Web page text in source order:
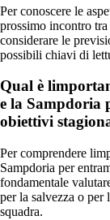
Per conoscere le
prossimo incontro
considerare le
possibili chiavi di
Qual è
e la Sampdoria
obiettivi
Per comprendere
Sampdoria per
fondamentale
per la salvezza o
squadra.